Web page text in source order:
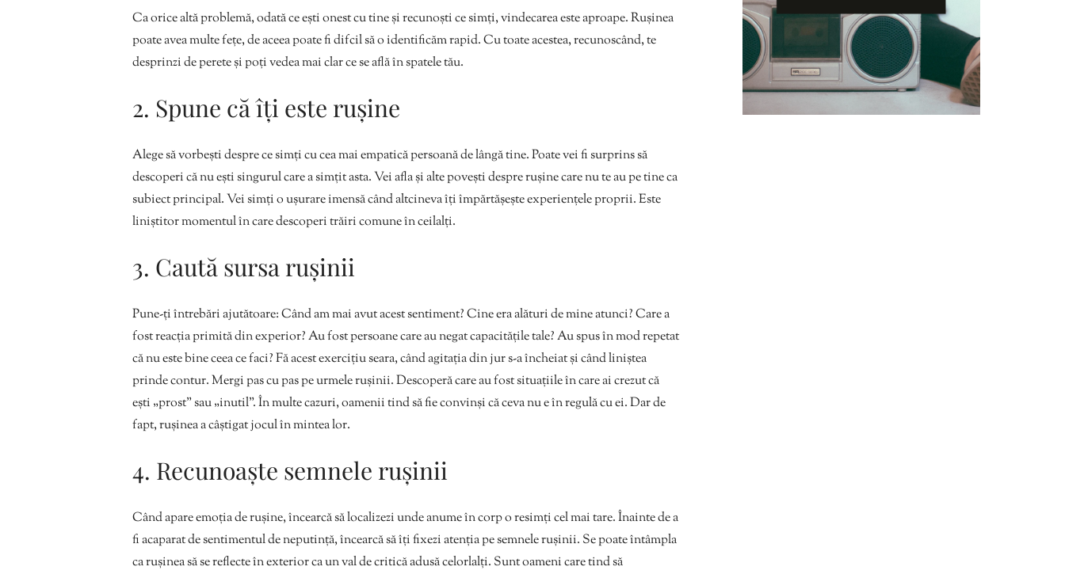
Ca orice altă problemă, odată ce ești onest cu tine și recunoști ce simți, vindecarea este aproape. Rușinea
poate avea multe fețe, de aceea poate fi difcil să o identificăm rapid. Cu toate acestea, recunoscând, te
desprinzi de perete și poți vedea mai clar ce se află în spatele tău.
2. Spune că îți este rușine
Alege să vorbești despre ce simți cu cea mai empatică persoană de lângă tine. Poate vei fi surprins să
descoperi că nu ești singurul care a simțit asta. Vei afla și alte povești despre rușine care nu te au pe tine ca
subiect principal. Vei simți o ușurare imensă când altcineva îți împărtășește experiențele proprii. Este
liniștitor momentul în care descoperi trăiri comune în ceilalți.
3. Caută sursa rușinii
Pune-ți întrebări ajutătoare: Când am mai avut acest sentiment? Cine era alături de mine atunci? Care a
fost reacția primită din experior? Au fost persoane care au negat capacitățile tale? Au spus în mod repetat
că nu este bine ceea ce faci? Fă acest exercițiu seara, când agitația din jur s-a încheiat și când liniștea
prinde contur. Mergi pas cu pas pe urmele rușinii. Descoperă care au fost situațiile în care ai crezut că
ești „prost” sau „inutil”. În multe cazuri, oamenii tind să fie convinși că ceva nu e în regulă cu ei. Dar de
fapt, rușinea a câștigat jocul în mintea lor.
4. Recunoaște semnele rușinii
Când apare emoția de rușine, încearcă să localizezi unde anume în corp o resimți cel mai tare. Înainte de a
fi acaparat de sentimentul de neputință, încearcă să îți fixezi atenția pe semnele rușinii. Se poate întâmpla
ca rușinea să se reflecte în exterior ca un val de critică adusă celorlalți. Sunt oameni care tind să